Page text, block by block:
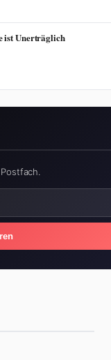
ist Unerträglich